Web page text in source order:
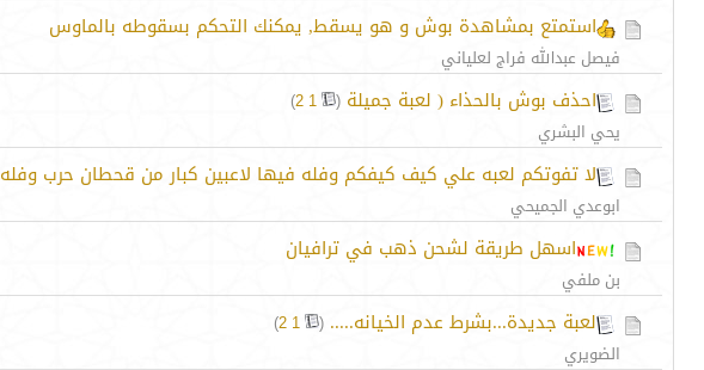
استمتع بمشاهدة بوش و هو يسقط, يمكنك التحكم بسقوطه بالماوس
فيصل عبدالله فراج لعلياني
احذف بوش بالحذاء ( لعبة جميلة (
1
2
)
يحي البشري
لا تفوتكم لعبه علي كيف كيفكم وفله فيها لاعبين كبار من قحطان حرب وفله
ابوعدي الجميحي
اسهل طريقة لشحن ذهب في ترافيان
بن ملفي
لعبة جديدة...بشرط عدم الخيانه..... (
1
2
)
الضويري